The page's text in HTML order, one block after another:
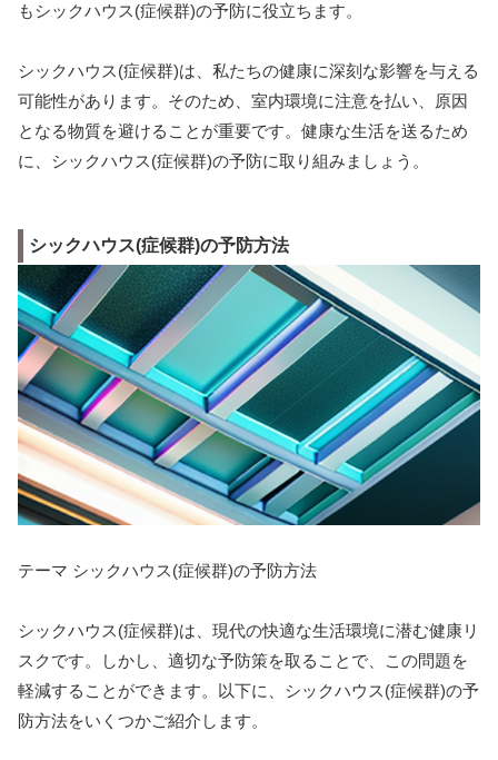
もシックハウス(症候群)の予防に役立ちます。
シックハウス(症候群)は、私たちの健康に深刻な影響を与える
可能性があります。そのため、室内環境に注意を払い、原因
となる物質を避けることが重要です。健康な生活を送るため
に、シックハウス(症候群)の予防に取り組みましょう。
シックハウス(症候群)の予防方法
テーマ シックハウス(症候群)の予防方法
シックハウス(症候群)は、現代の快適な生活環境に潜む健康リ
スクです。しかし、適切な予防策を取ることで、この問題を
軽減することができます。以下に、シックハウス(症候群)の予
防方法をいくつかご紹介します。